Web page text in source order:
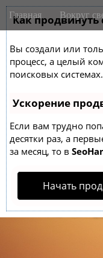
Как продвинуть
Вы создали или
процесс, а целый
поисковых системах.
Ускорение
Если вам трудно
десятки раз, а
за месяц, то в
Начать
M
a
n
m
e
n
u
i
Главная Вокруг